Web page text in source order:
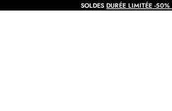
SOLDESDURÉE LIMITÉE -50%